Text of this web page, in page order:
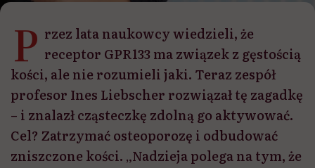
P rzez lata naukowcy wiedzieli, że
receptor GPR133 ma związek z gęstością
kości, ale nie rozumieli jaki. Teraz zespół
profesor Ines Liebscher rozwiązał tę zagadkę
– i znalazł cząsteczkę zdolną go aktywować.
Cel? Zatrzymać osteoporozę i odbudować
zniszczone kości. „Nadzieja polega na tym, że